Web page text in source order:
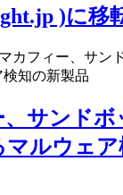
)に移
マカフィー、サン
知の新製品
サンドボ
マルウェ